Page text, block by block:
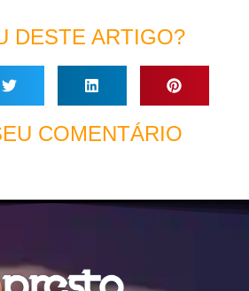
DESTE ARTIGO?
COMENTÁRIO